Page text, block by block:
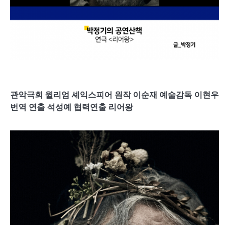
관악극회 윌리엄 셰익스피어 원작 이순재 예술감독 이현우
번역 연출 석성예 협력연출 리어왕